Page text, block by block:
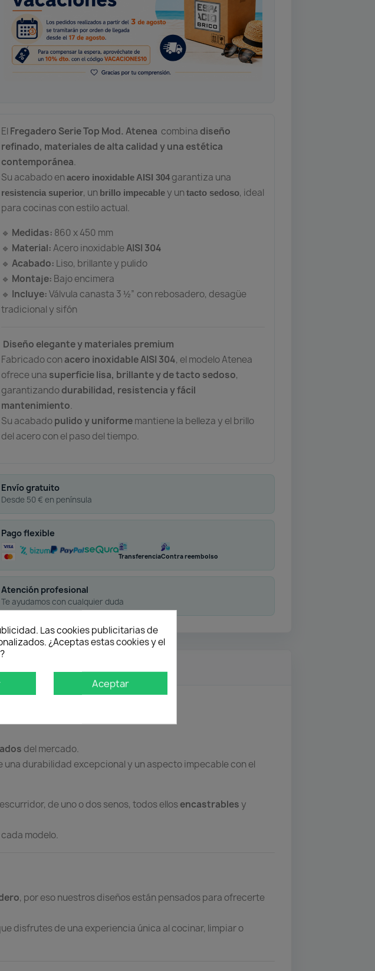
El Fregadero Serie Top Mod. Atenea combina diseño
refinado, materiales de alta calidad y una estética
contemporánea.
Su acabado enacero inoxidable AISI 304 garantiza una
resistencia superior, un brillo impecabley untacto sedoso, ideal
para cocinas con estilo actual.
🔹 Medidas: 860 x 450 mm
🔹 Material:Acero inoxidableAISI 304
🔹 Acabado: Liso, brillante y pulido
🔹 Montaje: Bajo encimera
🔹 Incluye:Válvula canasta 3 ½” con rebosadero, desagüe
tradicional y sifón
Diseño elegante y materiales premium
Fabricado con acero inoxidable AISI 304, el modelo Atenea
ofrece una superficie lisa, brillante y de tacto sedoso,
garantizandodurabilidad, resistencia y fácil
mantenimiento.
Su acabadopulido y uniformemantiene la belleza y el brillo
del acero con el paso del tiempo.
Envío gratuito
Desde 50 € en península
Pago flexible
TransferenciaContra reembolso
Atención profesional
Te ayudamos con cualquier duda
del mercado.
durabilidad excepcional y un aspecto impecable con el
de uno o dos senos, todos ellosencastrablesy
modelo.
, por eso nuestros diseños están pensados para ofrecerte
disfrutes de una experiencia única al cocinar, limpiar o
Las cookies publicitarias de
¿Aceptas estas cookies y el
Aceptar